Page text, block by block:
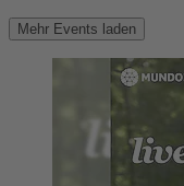
Mehr Events laden